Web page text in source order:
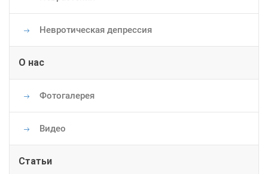
Невротическая депрессия
О нас
Фотогалерея
Видео
Статьи